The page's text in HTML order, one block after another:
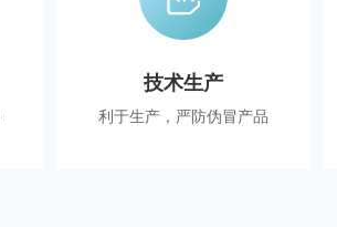
技术生产
利于生产，严防伪冒产品